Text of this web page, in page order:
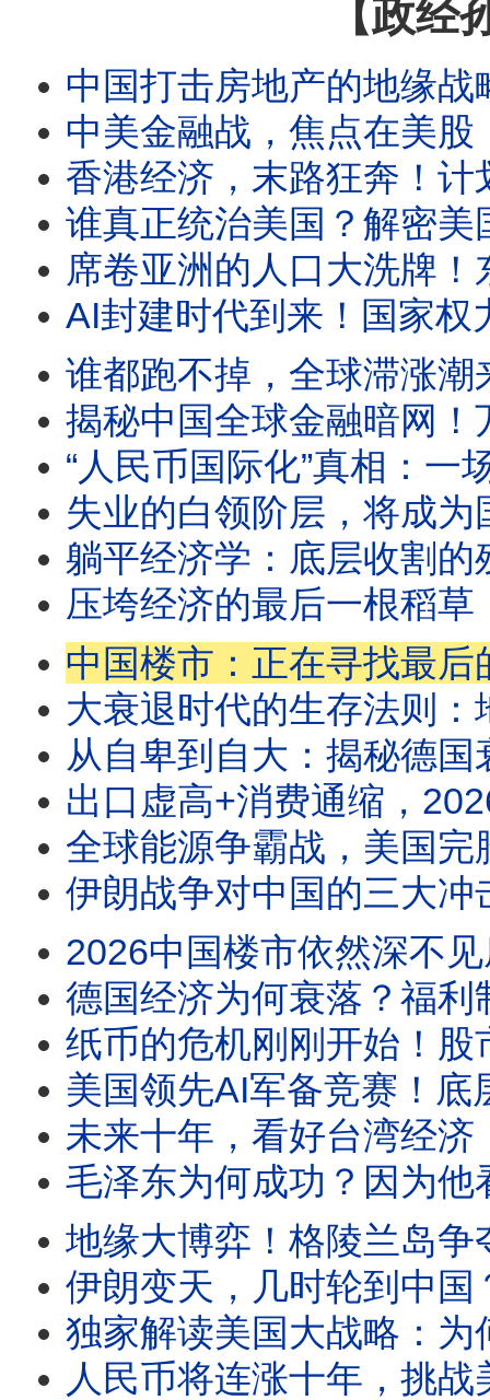
【政经
中国打击房地产的地缘战略意图是什么？摆脱土地财政束缚
中美金融战，焦点在美股！美股已成中美金融核心
香港经济，末路狂奔！计划经济彻底搞死香港，
谁真正统治美国？解密美国“贵族政治”的
席卷亚洲的人口大洗牌！东亚国家深受城市化之害，引入
AI封建时代到来！国家权力衰落，科技公司成为新的
谁都跑不掉，全球滞涨潮来了！各国命运大不
揭秘中国全球金融暗网！万亿走资洗钱产业
“人民币国际化”真相：一场精心设计的中国韭菜
失业的白领阶层，将成为国家的掘墓人！历史进程将被
躺平经济学：底层收割的残酷真相与生存法则！社
压垮经济的最后一根稻草：不是巨债，而是巨婴！生产力崩溃的
中国楼市：正在寻找最后的接盘侠！谁
大衰退时代的生存法则：地下经济崛起，
从自卑到自大：揭秘德国衰落的底层历史逻辑！为什么自由经
出口虚高+消费通缩，2026中国经济分化严重！为什
全球能源争霸战，美国完胜！中国受制于人！
伊朗战争对中国的三大冲击：经济滞涨、外交失败、盟
2026中国楼市依然深不见底，抄底者必然血本无
德国经济为何衰落？福利制度吞噬经济成
纸币的危机刚刚开始！股市和黄金上涨不是因为经济增长，
美国领先AI军备竞赛！底层劳动者成为炮灰！AI时代的全球
未来十年，看好台湾经济！中国陷入通缩悖论
毛泽东为何成功？因为他看透了中国人的“斩杀线”！
地缘大博弈！格陵兰岛争夺战！美国战略闭环即
伊朗变天，几时轮到中国？中国的制度腐败速度惊人，历史即将进
独家解读美国大战略：为何美国要重回门罗主义？为什么全球即
人民币将连涨十年，挑战美元霸权？别被表面数据误